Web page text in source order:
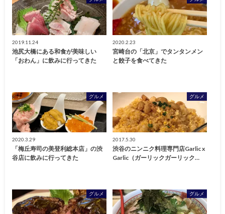
2019.11.24
池尻大橋にある和食が美味しい
「おわん」に飲みに行ってきた
2020.2.23
宮崎台の「北京」でタンタンメン
と餃子を食べてきた
グルメ
2020.3.29
「梅丘寿司の美登利総本店」の渋
谷店に飲みに行ってきた
グルメ
2017.5.30
渋谷のニンニク料理専門店Garlic x
Garlic（ガーリックガーリック…
グルメ グルメ